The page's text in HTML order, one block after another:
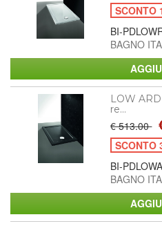
SCONTO
BI-
BAGNO
LOW
re...
€ 513.00
SCONTO
BI-
BAGNO